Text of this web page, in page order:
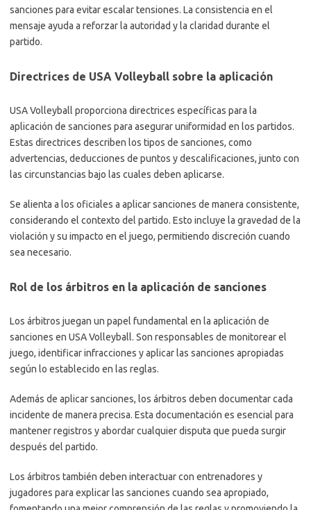
sanciones para evitar escalar tensiones. La consistencia en el
mensaje ayuda a reforzar la autoridad y la claridad durante el
partido.
Directrices de USA Volleyball sobre la aplicación
USA Volleyball proporciona directrices específicas para la
aplicación de sanciones para asegurar uniformidad en los partidos.
Estas directrices describen los tipos de sanciones, como
advertencias, deducciones de puntos y descalificaciones, junto con
las circunstancias bajo las cuales deben aplicarse.
Se alienta a los oficiales a aplicar sanciones de manera consistente,
considerando el contexto del partido. Esto incluye la gravedad de la
violación y su impacto en el juego, permitiendo discreción cuando
sea necesario.
Rol de los árbitros en la aplicación de sanciones
Los árbitros juegan un papel fundamental en la aplicación de
sanciones en USA Volleyball. Son responsables de monitorear el
juego, identificar infracciones y aplicar las sanciones apropiadas
según lo establecido en las reglas.
Además de aplicar sanciones, los árbitros deben documentar cada
incidente de manera precisa. Esta documentación es esencial para
mantener registros y abordar cualquier disputa que pueda surgir
después del partido.
Los árbitros también deben interactuar con entrenadores y
jugadores para explicar las sanciones cuando sea apropiado,